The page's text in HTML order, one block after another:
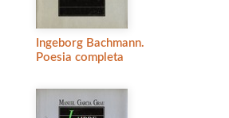
Ingeborg Bachmann.
Poesia completa